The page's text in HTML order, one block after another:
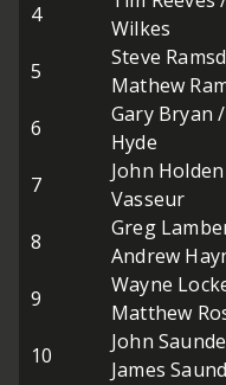
4
Wilkes
5
Steve
Mathew
6
Gary Bryan
Hyde
7
John
Vasseur
8
Greg
Andrew
9
Wayne
Matthew
10
John
James